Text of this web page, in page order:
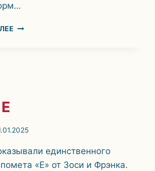
ПОМЕТ
единственного
«Е» от Зоси и Фрэнка.